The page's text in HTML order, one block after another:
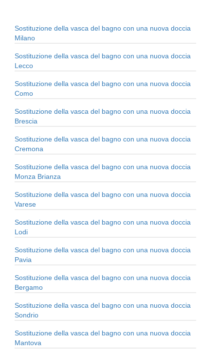
Sostituzione della vasca del bagno con una nuova doccia
Milano
Sostituzione della vasca del bagno con una nuova doccia
Lecco
Sostituzione della vasca del bagno con una nuova doccia
Como
Sostituzione della vasca del bagno con una nuova doccia
Brescia
Sostituzione della vasca del bagno con una nuova doccia
Cremona
Sostituzione della vasca del bagno con una nuova doccia
Monza Brianza
Sostituzione della vasca del bagno con una nuova doccia
Varese
Sostituzione della vasca del bagno con una nuova doccia
Lodi
Sostituzione della vasca del bagno con una nuova doccia
Pavia
Sostituzione della vasca del bagno con una nuova doccia
Bergamo
Sostituzione della vasca del bagno con una nuova doccia
Sondrio
Sostituzione della vasca del bagno con una nuova doccia
Mantova